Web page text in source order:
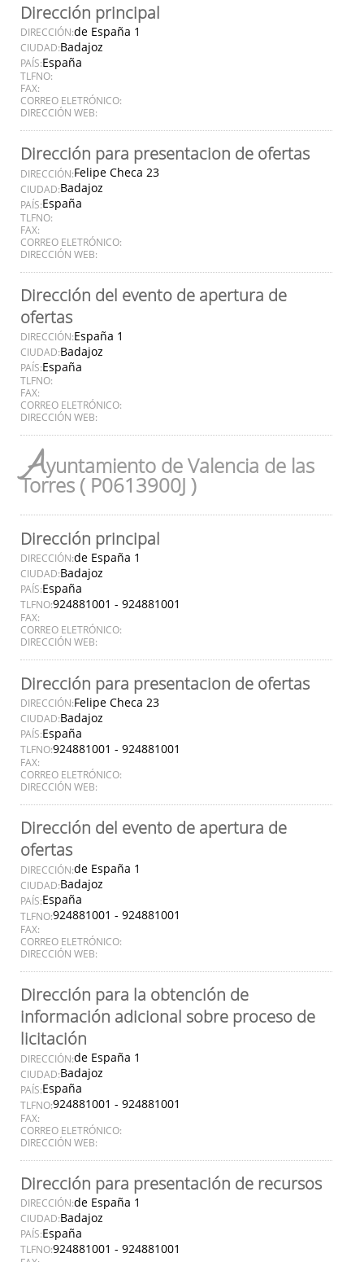
Dirección principal
DIRECCIÓN:de España 1
CIUDAD:Badajoz
PAÍS:España
TLFNO:
FAX:
CORREO ELETRÓNICO:
DIRECCIÓN WEB:
Dirección para presentacion de ofertas
DIRECCIÓN:Felipe Checa 23
CIUDAD:Badajoz
PAÍS:España
TLFNO:
FAX:
CORREO ELETRÓNICO:
DIRECCIÓN WEB:
Dirección del evento de apertura de
ofertas
DIRECCIÓN:España 1
CIUDAD:Badajoz
PAÍS:España
TLFNO:
FAX:
CORREO ELETRÓNICO:
DIRECCIÓN WEB:
Ayuntamiento de Valencia de las
Torres ( P0613900J )
Dirección principal
DIRECCIÓN:de España 1
CIUDAD:Badajoz
PAÍS:España
TLFNO:924881001 - 924881001
FAX:
CORREO ELETRÓNICO:
DIRECCIÓN WEB:
Dirección para presentacion de ofertas
DIRECCIÓN:Felipe Checa 23
CIUDAD:Badajoz
PAÍS:España
TLFNO:924881001 - 924881001
FAX:
CORREO ELETRÓNICO:
DIRECCIÓN WEB:
Dirección del evento de apertura de
ofertas
DIRECCIÓN:de España 1
CIUDAD:Badajoz
PAÍS:España
TLFNO:924881001 - 924881001
FAX:
CORREO ELETRÓNICO:
DIRECCIÓN WEB:
Dirección para la obtención de
información adicional sobre proceso de
licitación
DIRECCIÓN:de España 1
CIUDAD:Badajoz
PAÍS:España
TLFNO:924881001 - 924881001
FAX:
CORREO ELETRÓNICO:
DIRECCIÓN WEB:
Dirección para presentación de recursos
DIRECCIÓN:de España 1
CIUDAD:Badajoz
PAÍS:España
TLFNO:924881001 - 924881001